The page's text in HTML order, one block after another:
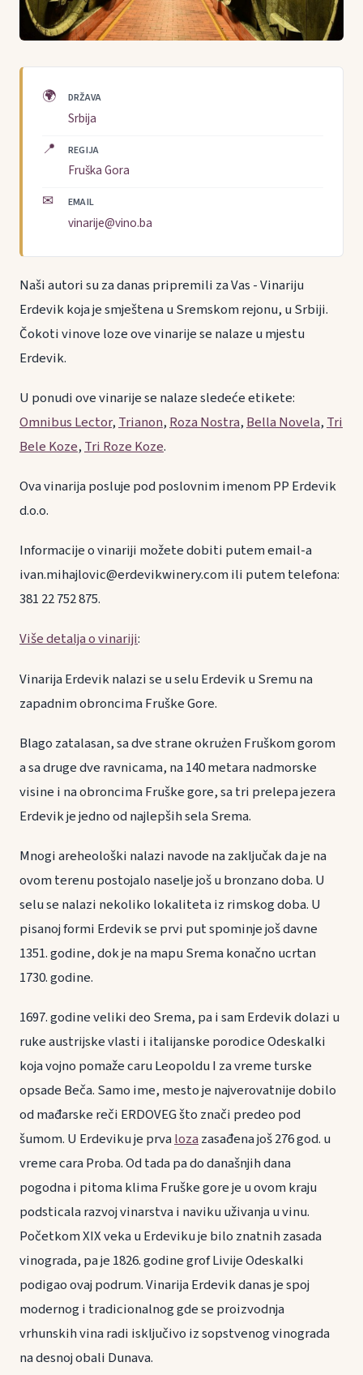
🌍 DRŽAVA
Srbija
📍 REGIJA
Fruška Gora
✉ EMAIL
vinarije@vino.ba
Naši autori su za danas pripremili za Vas - Vinariju
Erdevik koja je smještena u Sremskom rejonu, u Srbiji.
Čokoti vinove loze ove vinarije se nalaze u mjestu
Erdevik.
U ponudi ove vinarije se nalaze sledeće etikete:
Omnibus Lector, Trianon, Roza Nostra, Bella Novela, Tri
Bele Koze, Tri Roze Koze.
Ova vinarija posluje pod poslovnim imenom PP Erdevik
d.o.o.
Informacije o vinariji možete dobiti putem email-a
ivan.mihajlovic@erdevikwinery.com ili putem telefona:
381 22 752 875.
Više detalja o vinariji:
Vinarija Erdevik nalazi se u selu Erdevik u Sremu na
zapadnim obroncima Fruške Gore.
Blago zatalasan, sa dve strane okrużen Fruškom gorom
a sa druge dve ravnicama, na 140 metara nadmorske
visine i na obroncima Fruške gore, sa tri prelepa jezera
Erdevik je jedno od najlepših sela Srema.
Mnogi areheološki nalazi navode na zaključak da je na
ovom terenu postojalo naselje još u bronzano doba. U
selu se nalazi nekoliko lokaliteta iz rimskog doba. U
pisanoj formi Erdevik se prvi put spominje još davne
1351. godine, dok je na mapu Srema konačno ucrtan
1730. godine.
1697. godine veliki deo Srema, pa i sam Erdevik dolazi u
ruke austrijske vlasti i italijanske porodice Odeskalki
koja vojno pomaže caru Leopoldu I za vreme turske
opsade Beča. Samo ime, mesto je najverovatnije dobilo
od mađarske reči ERDOVEG što znači predeo pod
šumom. U Erdeviku je prvalozazasađena još 276 god. u
vreme cara Proba. Od tada pa do današnjih dana
pogodna i pitoma klima Fruške gore je u ovom kraju
podsticala razvoj vinarstva i naviku uživanja u vinu.
Početkom XIX veka u Erdeviku je bilo znatnih zasada
vinograda, pa je 1826. godine grof Livije Odeskalki
podigao ovaj podrum. Vinarija Erdevik danas je spoj
modernog i tradicionalnog gde se proizvodnja
vrhunskih vina radi isključivo iz sopstvenog vinograda
na desnoj obali Dunava.